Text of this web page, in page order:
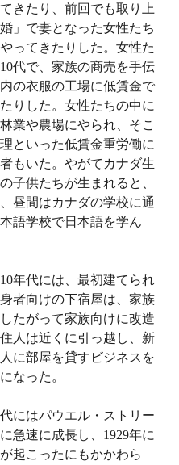
きたり、前回でも取り上
」で妻となった女性たち
ってきたりした。女性た
代で、家族の商売を手伝
の衣服の工場に低賃金で
りした。女性たちの中に
業や農場にやられ、そこ
といった低賃金重労働に
もいた。やがてカナダ生
子供たちが生まれると、
昼間はカナダの学校に通
語学校で日本語を学ん
年代には、最初建てられ
者向けの下宿屋は、家族
たがって家族向けに改造
人は近くに引っ越し、新
に部屋を貸すビジネスを
なった。
にはパウエル・ストリー
急速に成長し、1929年に
起こったにもかかわら